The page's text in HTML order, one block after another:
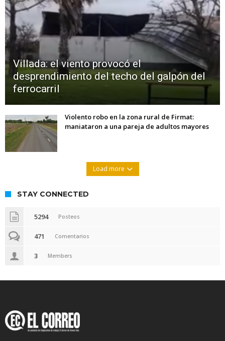
Villada: el viento provocó el
desprendimiento del techo del galpón del
ferrocarril
Violento robo en la zona rural de Firmat:
maniataron a una pareja de adultos mayores
Load more
STAY CONNECTED
5294 Posteos
471 Comentarios
3 Members